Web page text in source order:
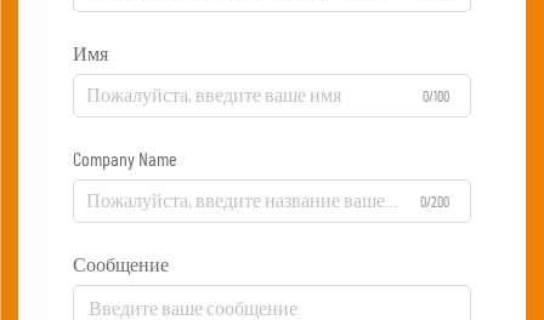
Имя
0/100
Company Name
0/200
Сообщение